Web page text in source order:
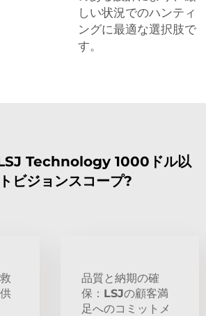
しい状況でのハンティ
ングに最適な選択肢で
す。
Technology 1000ドル以
ビジョンスコープ?
品質と納期の確
保：LSJの顧客満
足へのコミットメ